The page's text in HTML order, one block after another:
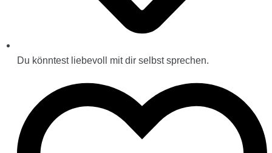
Du könntest liebevoll mit dir selbst sprechen.